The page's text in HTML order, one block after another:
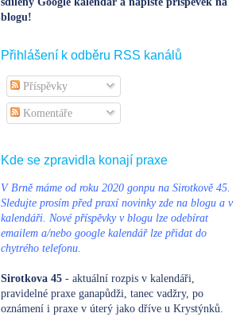
blogu!
Přihlášení k odběru RSS kanálů
Příspěvky
Komentáře
Kde se zpravidla konají praxe
V Brně máme od roku 2020 gonpu na Sirotkově 45.
Sledujte prosím před praxí novinky zde na blogu a v
kalendáři. Nové příspěvky v blogu lze odebírat
emailem a/nebo google kalendář lze přidat do
chytrého telefonu.
Sirotkova 45 - aktuální rozpis v kalendáři,
pravidelné praxe ganapůdži, tanec vadžry, po
oznámení i praxe v úterý jako dříve u Krystýnků.